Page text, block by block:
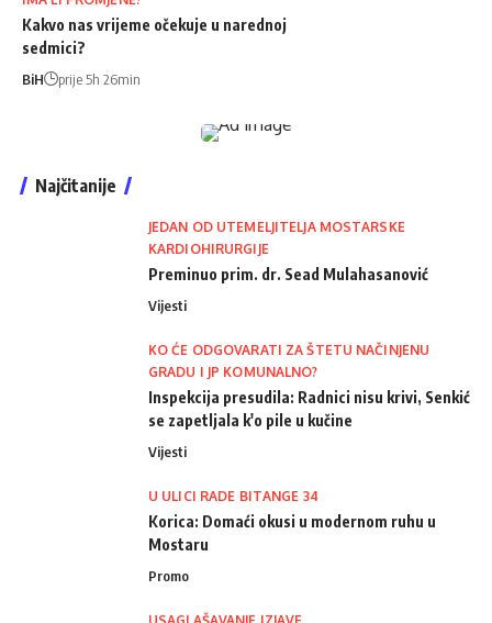
Kakvo nas vrijeme očekuje u narednoj
sedmici?
BiH prije 5h 26min
Najčitanije
JEDAN OD UTEMELJITELJA MOSTARSKE
KARDIOHIRURGIJE
Preminuo prim. dr. Sead Mulahasanović
Vijesti
KO ĆE ODGOVARATI ZA ŠTETU NAČINJENU
GRADU I JP KOMUNALNO?
Inspekcija presudila: Radnici nisu krivi, Senkić
se zapetljala k'o pile u kučine
Vijesti
U ULICI RADE BITANGE 34
Korica: Domaći okusi u modernom ruhu u
Mostaru
Promo